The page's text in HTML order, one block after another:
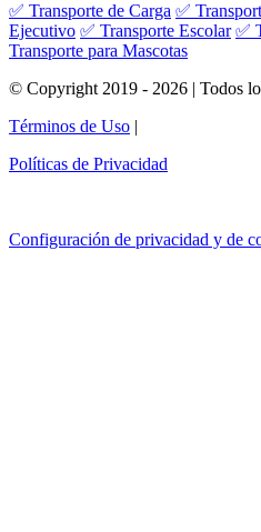
✅ Transporte de Carga ✅
Ejecutivo ✅ Transporte Escolar ✅
Transporte para Mascotas
© Copyright 2019 - 2026 | Todos
Términos de Uso |
Políticas de Privacidad
Configuración de privacidad y de